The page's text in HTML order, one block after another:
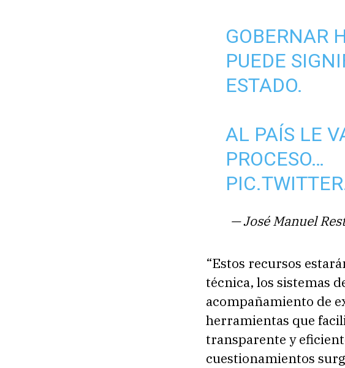
GOBERNAR
PUEDE
ESTADO.
AL PAÍS LE
PROCESO…
— José Manuel
“Estos recursos
técnica, los sistemas
acompañamiento de
herramientas que
transparente y
cuestionamientos